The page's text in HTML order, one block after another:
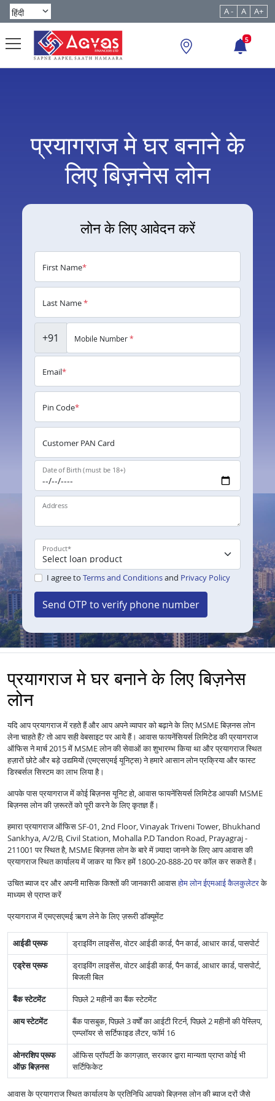
A - A A+
5
प्रयागराज मे घर बनाने के
लिए बिज़नेस लोन
लोन के लिए आवेदन करें
First Name*
Last Name*
+91 Mobile Number*
Email*
Pin Code*
Customer PAN Card
Date of Birth (must be 18+)
Address
Product*
I agree to Terms and Conditionsand Privacy Policy
Send OTP to verify phone number
प्रयागराज मे घर बनाने के लिए बिज़नेस
लोन
यदि आप प्रयागराज में रहते हैं और आप अपने व्यापार को बढ़ाने के लिए MSME बिज़नस लोन
लेना चाहते हैं? तो आप सही वेबसाइट पर आये हैं। आवास फायनेंसियर्स लिमिटेड की प्रयागराज
ऑफिस ने मार्च 2015 में MSME लोन की सेवाओं का शुभारम्भ किया था और प्रयागराज स्थित
हज़ारों छोटे और बड़े उद्यमियों (एमएसएमई यूनिट्स) ने हमारे आसान लोन प्रक्रिया और फास्ट
डिस्बर्सल सिस्टम का लाभ लिया है।
आपके पास प्रयागराज में कोई बिज़नस यूनिट हो, आवास फायनेंसियर्स लिमिटेड आपकी MSME
बिज़नस लोन की ज़रूरतें को पूरी करने के लिए कृतज्ञ हैं।
हमारा प्रयागराज ऑफिस SF-01, 2nd Floor, Vinayak Triveni Tower, Bhukhand
Sankhya, A/2/B, Civil Station, Mohalla P.D Tandon Road, Prayagraj -
211001 पर स्थित है, MSME बिज़नस लोन के बारे में ज़्यादा जानने के लिए आप आवास की
प्रयागराज स्थित कार्यालय में जाकर या फिर हमें 1800-20-888-20 पर कॉल कर सकते हैं।
उचित ब्याज दर और अपनी मासिक किश्तों की जानकारी आवासहोम लोन ईएमआई कैलकुलेटरके
माध्यम से प्राप्त करें
प्रयागराज में एमएसएमई ऋण लेने के लिए ज़रूरी डॉक्यूमेंट
आईडी प्रूफ
ड्राइविंग लाइसेंस, वोटर आईडी कार्ड, पैन कार्ड, आधार कार्ड, पासपोर्ट
एड्रेस प्रूफ
ड्राइविंग लाइसेंस, वोटर आईडी कार्ड, पैन कार्ड, आधार कार्ड, पासपोर्ट,
बिजली बिल
बैंक स्टेटमेंट
पिछले 2 महीनों का बैंक स्टेटमेंट
आय स्टेटमेंट
बैंक पासबुक, पिछले 3 वर्षों का आईटी रिटर्न, पिछले 2 महीनों की पेस्लिप,
एम्प्लॉयर से सर्टिफाइड लैटर, फॉर्म 16
ओनरशिप प्रूफ
ऑफ़ बिज़नस
ऑफिस प्रॉपर्टी के कागज़ात, सरकार द्वारा मान्यता प्राप्त कोई भी
सर्टिफिकेट
आवास के प्रयागराज स्थित कार्यालय के प्रतिनिधि आपको बिज़नस लोन की ब्याज दरों जैसे